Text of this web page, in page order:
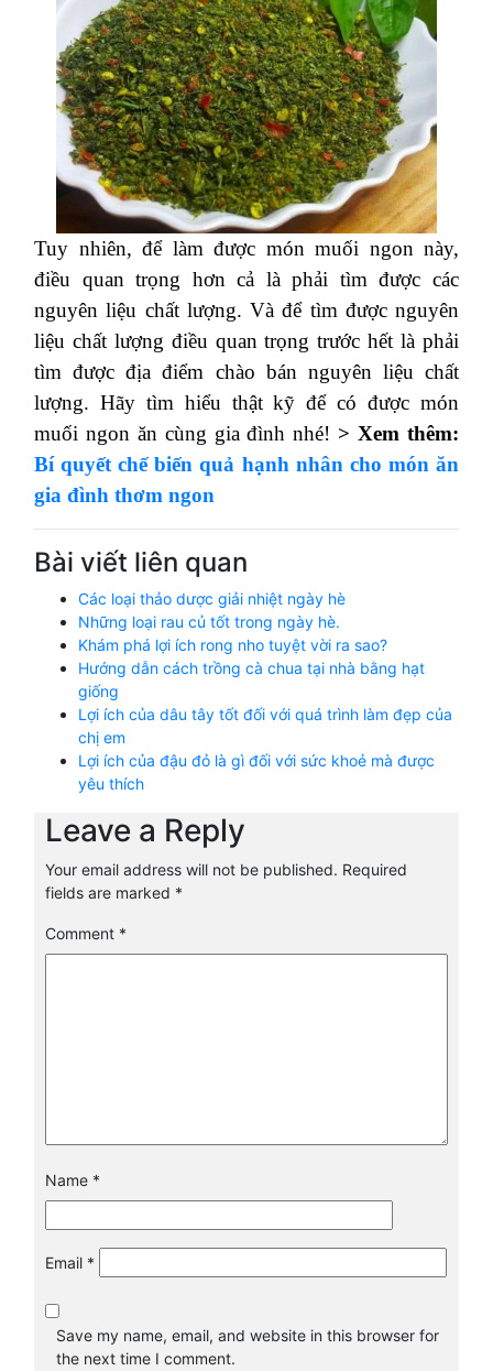
Tuy nhiên, để làm được món muối ngon này,
điều quan trọng hơn cả là phải tìm được các
nguyên liệu chất lượng. Và để tìm được nguyên
liệu chất lượng điều quan trọng trước hết là phải
tìm được địa điểm chào bán nguyên liệu chất
lượng. Hãy tìm hiểu thật kỹ để có được món
muối ngon ăn cùng gia đình nhé! > Xem thêm:
Bí quyết chế biến quả hạnh nhân cho món ăn
gia đình thơm ngon
Bài viết liên quan
Các loại thảo dược giải nhiệt ngày hè
Những loại rau củ tốt trong ngày hè.
Khám phá lợi ích rong nho tuyệt vời ra sao?
Hướng dẫn cách trồng cà chua tại nhà bằng hạt
giống
Lợi ích của dâu tây tốt đối với quá trình làm đẹp của
chị em
Lợi ích của đậu đỏ là gì đối với sức khoẻ mà được
yêu thích
Leave a Reply
Your email address will not be published. Required
fields are marked *
Comment *
Name *
Email *
Save my name, email, and website in this browser for
the next time I comment.